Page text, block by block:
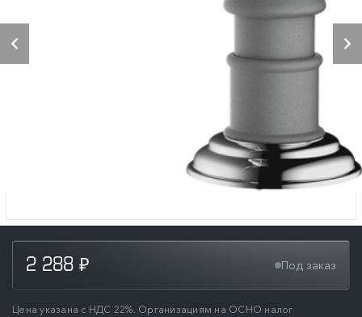
2 288 ₽ Под заказ
Цена указана с НДС 22%. Организациям на ОСНО налог